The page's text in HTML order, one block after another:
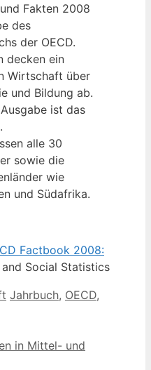
Fakten 2008
des
der OECD.
decken ein
Wirtschaft über
und Bildung ab.
ist das
alle 30
sowie die
wie
und Südafrika.
Factbook 2008:
Social Statistics
Schlagwörter
Jahrbuch, OECD,
in Mittel- und